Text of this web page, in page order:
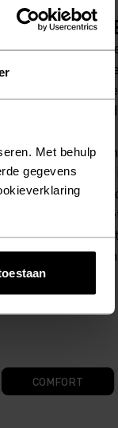
Met behulp
gegevens
MATERIAAL
Polyester is
Het
niet.
kleuren
ook als je
vindt dit
andere in
COMFORT